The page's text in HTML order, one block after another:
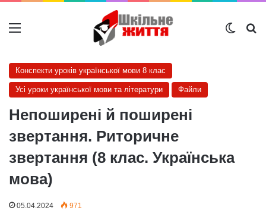
Меню
Конспекти уроків української мови 8 клас
Усі уроки української мови та літератури Файли
Непоширені й поширені
звертання. Риторичне
звертання (8 клас. Українська
мова)
05.04.2024 971